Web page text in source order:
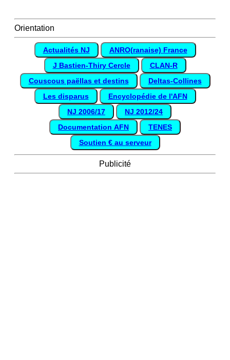
Orientation
Actualités NJ
ANRO(ranaise) France
J Bastien-Thiry Cercle
CLAN-R
Couscous paëllas et destins
Deltas-Collines
Les disparus
Encyclopédie de l'AFN
NJ 2006/17
NJ 2012/24
Documentation AFN
TENES
Soutien € au serveur
Publicité